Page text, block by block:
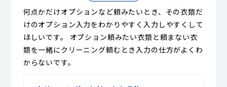
何点かだけオプションなど頼みたいとき、その衣類だ
けのオプション入力をわかりやすく入力しやすくして
ほしいです。 オプション頼みたい衣類と頼まない衣
類を一緒にクリーニング頼むとき入力の仕方がよくわ
からないです。